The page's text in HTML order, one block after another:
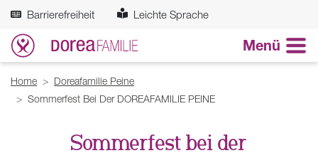
Zum Hauptinhalt springen
Barrierefreiheit Leichte Sprache
Menü
Breadcrumb
Home
Doreafamilie Peine
Sommerfest Bei Der DOREAFAMILIE PEINE
Sommerfest bei der